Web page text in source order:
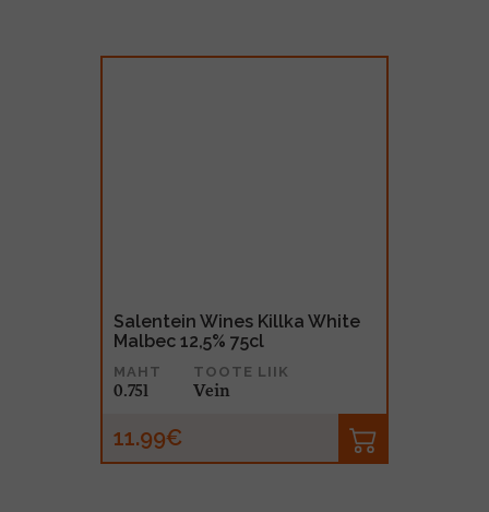
Salentein Wines Killka White
Malbec 12,5% 75cl
MAHT
0.75l
TOOTE LIIK
Vein
11.99€